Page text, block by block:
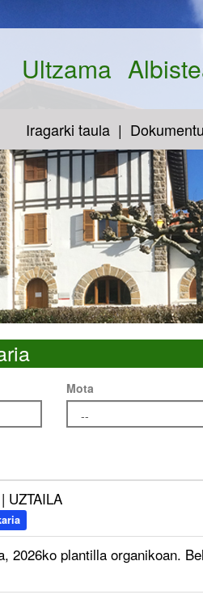
Ultzama
Iragarki taula
Mota
UZTAILA
2026ko plantilla organikoan.